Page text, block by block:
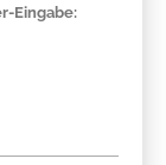
Eingabe: